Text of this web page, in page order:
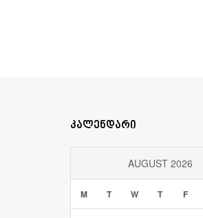
კალენდარი
AUGUST 2026
M T W T F